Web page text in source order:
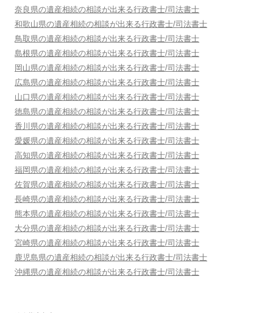
奈良県の遺産相続の相談が出来る行政書士/司法書士
和歌山県の遺産相続の相談が出来る行政書士/司法書士
鳥取県の遺産相続の相談が出来る行政書士/司法書士
島根県の遺産相続の相談が出来る行政書士/司法書士
岡山県の遺産相続の相談が出来る行政書士/司法書士
広島県の遺産相続の相談が出来る行政書士/司法書士
山口県の遺産相続の相談が出来る行政書士/司法書士
徳島県の遺産相続の相談が出来る行政書士/司法書士
香川県の遺産相続の相談が出来る行政書士/司法書士
愛媛県の遺産相続の相談が出来る行政書士/司法書士
高知県の遺産相続の相談が出来る行政書士/司法書士
福岡県の遺産相続の相談が出来る行政書士/司法書士
佐賀県の遺産相続の相談が出来る行政書士/司法書士
長崎県の遺産相続の相談が出来る行政書士/司法書士
熊本県の遺産相続の相談が出来る行政書士/司法書士
大分県の遺産相続の相談が出来る行政書士/司法書士
宮崎県の遺産相続の相談が出来る行政書士/司法書士
鹿児島県の遺産相続の相談が出来る行政書士/司法書士
沖縄県の遺産相続の相談が出来る行政書士/司法書士